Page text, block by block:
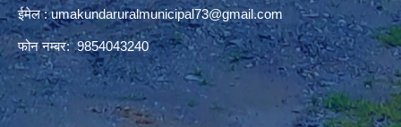
ईमेल :umakundaruralmunicipal73@gmail.com
फोन नम्बर: 9854043240